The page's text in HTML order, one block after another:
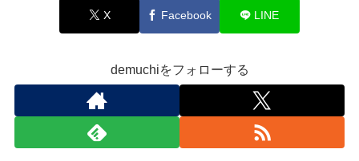
X Facebook LINE
demuchiをフォローする